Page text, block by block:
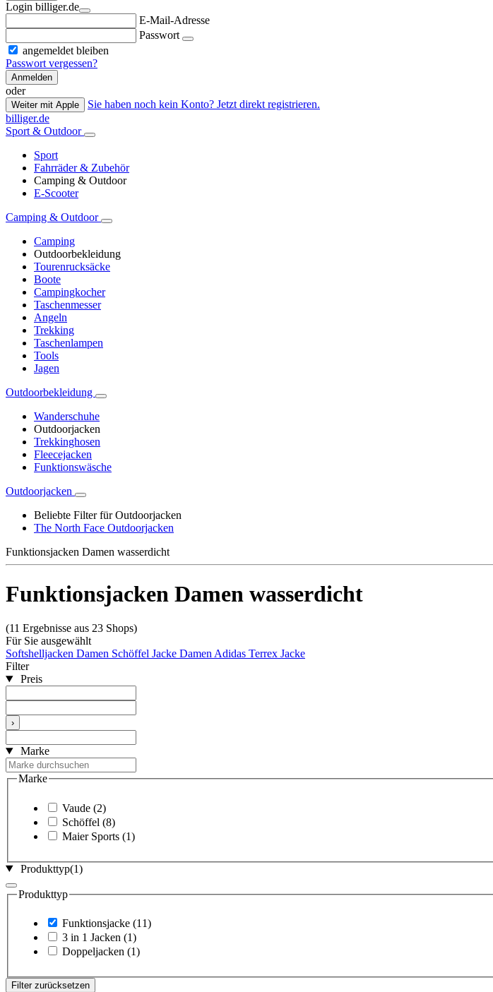
Login billiger.de
E-Mail-Adresse
Passwort
angemeldet bleiben
Passwort vergessen?
Anmelden
oder
Weiter mit Apple
Sie haben noch kein Konto? Jetzt direkt registrieren.
billiger.de
Sport & Outdoor
Sport
Fahrräder & Zubehör
Camping & Outdoor
E-Scooter
Camping & Outdoor
Camping
Outdoorbekleidung
Tourenrucksäcke
Boote
Campingkocher
Taschenmesser
Angeln
Trekking
Taschenlampen
Tools
Jagen
Outdoorbekleidung
Wanderschuhe
Outdoorjacken
Trekkinghosen
Fleecejacken
Funktionswäsche
Outdoorjacken
Beliebte Filter für Outdoorjacken
The North Face Outdoorjacken
Funktionsjacken Damen wasserdicht
Funktionsjacken Damen wasserdicht
(11 Ergebnisse aus 23 Shops)
Für Sie ausgewählt
Softshelljacken Damen Schöffel Jacke Damen Adidas Terrex Jacke
Filter
Preis
›
Marke
Marke
Vaude (2)
Schöffel (8)
Maier Sports (1)
Produkttyp(1)
Produkttyp
Funktionsjacke (11)
3 in 1 Jacken (1)
Doppeljacken (1)
Filter zurücksetzen